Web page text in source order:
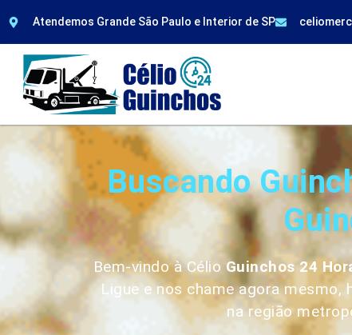
Atendemos Grande São Paulo e Interior de SP
Buscando
Bem-vindo à Célio Guinchos 24
Ligue e nos chame agora
na região